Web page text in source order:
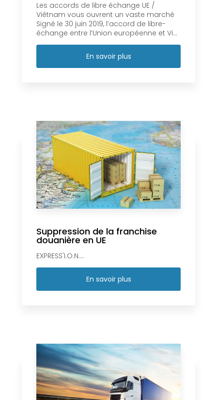
Les accords de libre échange UE /
Viêtnam vous ouvrent un vaste marché
Signé le 30 juin 2019, l’accord de libre-
échange entre l’Union européenne et Vi...
En savoir plus
Suppression de la franchise
douanière en UE
EXPRESS'I.O.N....
En savoir plus